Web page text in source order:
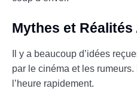
Mythes et
Il y a beaucoup d’idées
par le cinéma et les
l’heure rapidement.